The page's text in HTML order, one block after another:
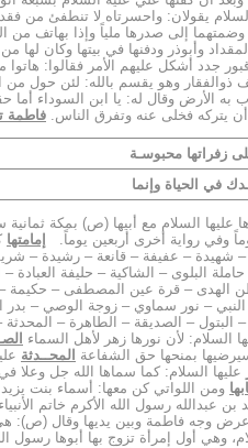
يقولان: واحسرتاه لا تنطفئ من
إلى صدرها ملياً وإذا بهاتف من
قبور جدد أشكل عليهم الأمر فقالوا:
ذوالفقار وهو يقسم بالله: لئن حول
به الأرض وقال له: يا ابن السوداء
يتركه فخلى عنه وتفرق الناس. فاطمة
زفراتها محبوسـة
في الحياة وإنما
عليها السلام مع أبيها (ص) بمكة
وفي رواية أخرى أربعين يوماً.
إمامتها
شهيدة – عفيفة – قانعة – رشيدة –
البلوى – الشاكية – حليفة
الهدى – قرة عين المصطفى – حكيمة –
– نور سماوي – زوجة الوصي – بدر
– البتول – الصديقة – الطاهرة –
السلام: لأن نورها زهر لأهل السماء
سيرضيها بمنحها حق الشفاعة المحــدثة
عليها السلام: كما سماها الله جل وعلا
ومن اللواتي كن معها: أسماء بنت
بن عبدالله رسول الله الأكرم خاتم
عرض وجه فاطمة وبين يديها وقال (ص):
وهي أول إمرأة تزوج بها أبوها